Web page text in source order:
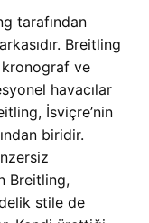
tarafından
Breitling
ve
havacılar
İsviçre’nin
biridir.
Breitling,
stile de